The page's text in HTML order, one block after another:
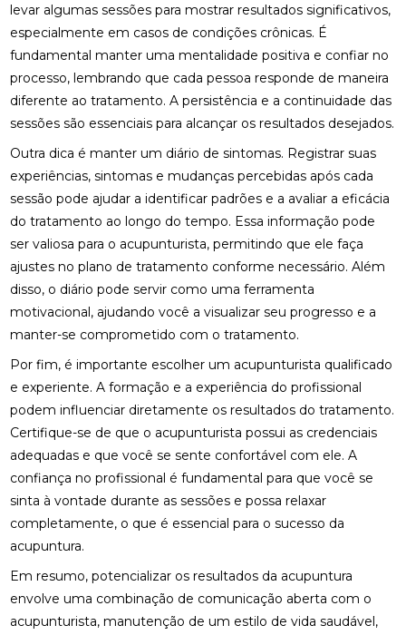
levar algumas sessões para mostrar resultados significativos,
especialmente em casos de condições crônicas. É
fundamental manter uma mentalidade positiva e confiar no
processo, lembrando que cada pessoa responde de maneira
diferente ao tratamento. A persistência e a continuidade das
sessões são essenciais para alcançar os resultados desejados.
Outra dica é manter um diário de sintomas. Registrar suas
experiências, sintomas e mudanças percebidas após cada
sessão pode ajudar a identificar padrões e a avaliar a eficácia
do tratamento ao longo do tempo. Essa informação pode
ser valiosa para o acupunturista, permitindo que ele faça
ajustes no plano de tratamento conforme necessário. Além
disso, o diário pode servir como uma ferramenta
motivacional, ajudando você a visualizar seu progresso e a
manter-se comprometido com o tratamento.
Por fim, é importante escolher um acupunturista qualificado
e experiente. A formação e a experiência do profissional
podem influenciar diretamente os resultados do tratamento.
Certifique-se de que o acupunturista possui as credenciais
adequadas e que você se sente confortável com ele. A
confiança no profissional é fundamental para que você se
sinta à vontade durante as sessões e possa relaxar
completamente, o que é essencial para o sucesso da
acupuntura.
Em resumo, potencializar os resultados da acupuntura
envolve uma combinação de comunicação aberta com o
acupunturista, manutenção de um estilo de vida saudável,
ALÍVIO DA DOR E BEM-ESTAR
MELHORES PALMILHAS JOANETE PARA CONFORTO
TOTAL
O QUE É QUIROPRAXIA E COMO ELA PODE
BENEFICIAR SUA SAÚDE
O QUE É RPG NA FISIOTERAPIA?
ONDE FAZER FISIOTERAPIA RESPIRATÓRIA E
BENEFÍCIOS DO TRATAMENTO
OS BENEFÍCIOS DA ACUPUNTURA PARA A SAÚDE E
BEM-ESTAR
SINTOMAS
OSTEOPATIA CERVICAL: BENEFÍCIOS E
TRATAMENTOS
OSTEOPATIA CERVICAL: BENEFÍCIOS QUE VOCÊ
PRECISA CONHECER
OSTEOPATIA CERVICAL: COMO ALIVIAR DORES E
OSTEOPATIA CERVICAL: COMO ALIVIAR DORES E
MELHORAR A QUALIDADE DE VIDA